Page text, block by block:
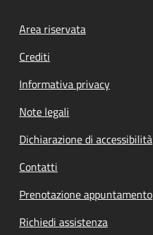
Footer menu
Area riservata
Crediti
Informativa privacy
Note legali
Dichiarazione di accessibilità
Contatti
Prenotazione appuntamento
Richiedi assistenza